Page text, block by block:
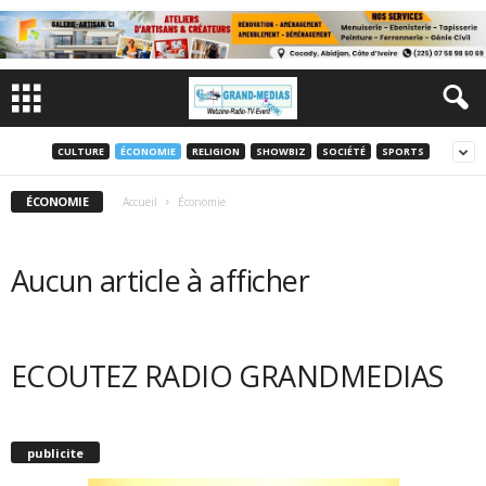
CULTURE ÉCONOMIE RELIGION SHOWBIZ SOCIÉTÉ SPORTS
ÉCONOMIE Accueil Économie
Aucun article à afficher
ECOUTEZ RADIO GRANDMEDIAS
publicite